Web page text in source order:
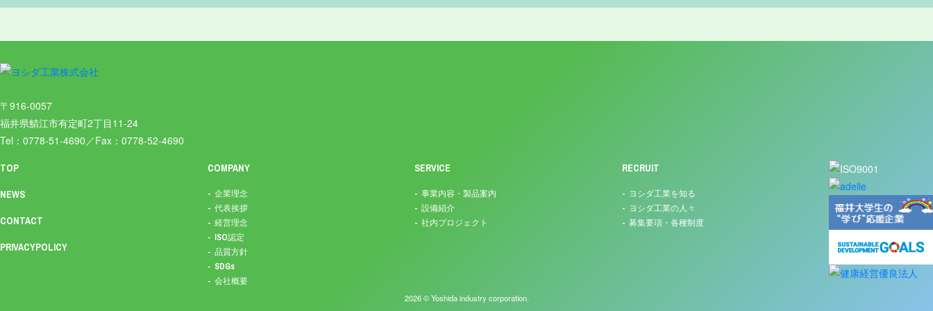
〒916-0057
福井県鯖江市有定町2丁目11-24
Tel：0778-51-4690／Fax：0778-52-4690
TOP
NEWS
CONTACT
PRIVACYPOLICY
COMPANY
企業理念
代表挨拶
経営理念
ISO認定
品質方針
SDGs
会社概要
SERVICE
事業内容・製品案内
設備紹介
社内プロジェクト
RECRUIT
ヨシダ工業を知る
ヨシダ工業の人々
募集要項・各種制度
2026 © Yoshida industry corporation.